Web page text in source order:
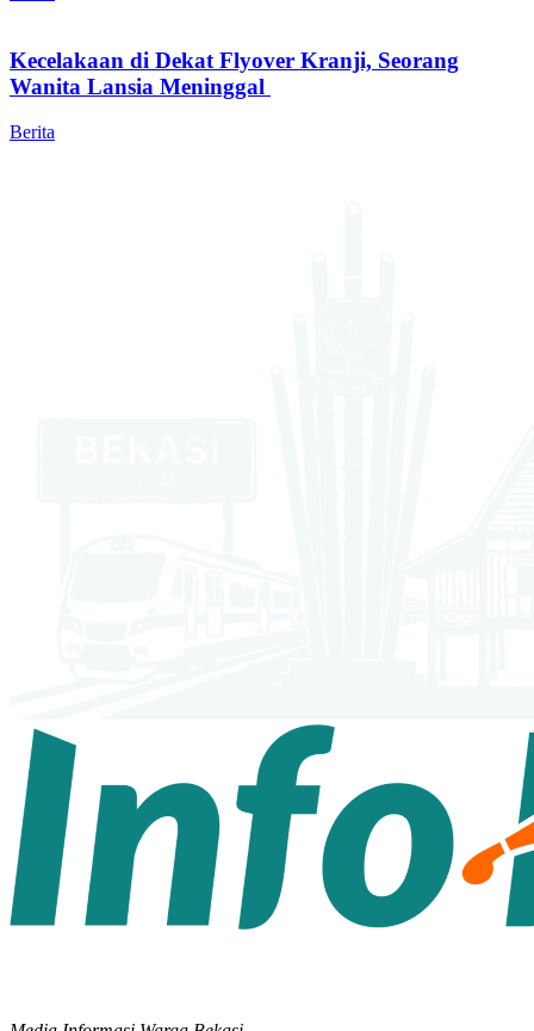
Kecelakaan di Dekat Flyover Kranji, Seorang
Wanita Lansia Meninggal
Berita